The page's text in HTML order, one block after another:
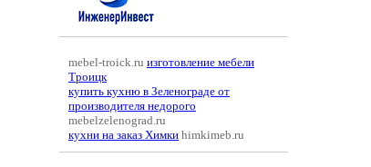
mebel-troick.ru изготовление мебели
Троицк
купить кухню в Зеленограде от
производителя недорого
mebelzelenograd.ru
кухни на заказ Химки himkimeb.ru